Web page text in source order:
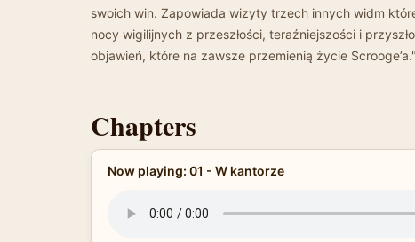
swoich win. Zapowiada wizyty trzech innych widm
nocy wigilijnych z przeszłości, teraźniejszości i
objawień, które na zawsze przemienią życie
Chapters
Now playing: 01 - W kantorze